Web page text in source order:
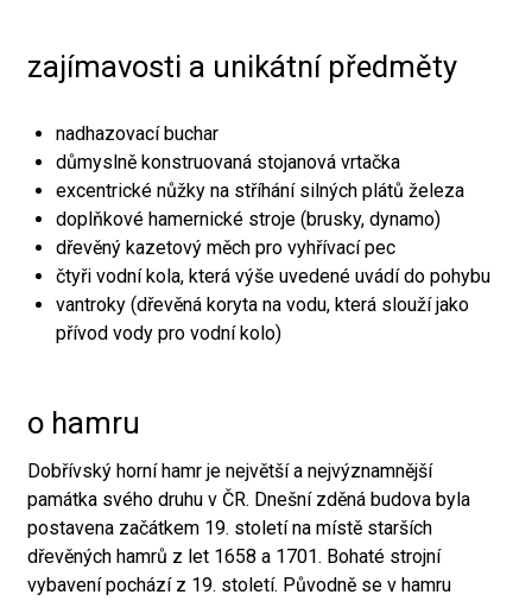
zajímavosti a unikátní předměty
nadhazovací buchar
důmyslně konstruovaná stojanová vrtačka
excentrické nůžky na stříhání silných plátů železa
doplňkové hamernické stroje (brusky, dynamo)
dřevěný kazetový měch pro vyhřívací pec
čtyři vodní kola, která výše uvedené uvádí do pohybu
vantroky (dřevěná koryta na vodu, která slouží jako
přívod vody pro vodní kolo)
o hamru
Dobřívský horní hamr je největší a nejvýznamnější
památka svého druhu v ČR. Dnešní zděná budova byla
postavena začátkem 19. století na místě starších
dřevěných hamrů z let 1658 a 1701. Bohaté strojní
vybavení pochází z 19. století. Původně se v hamru